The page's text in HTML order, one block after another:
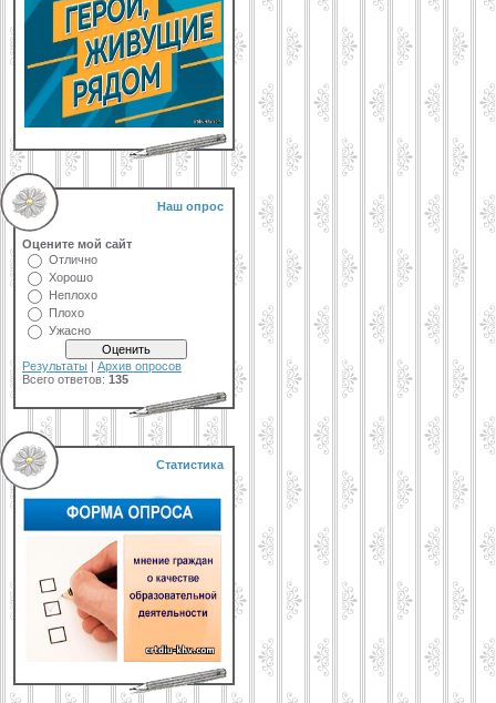
Наш опрос
Оцените мой сайт
Отлично
Хорошо
Неплохо
Плохо
Ужасно
Результаты | Архив опросов
Всего ответов: 135
Статистика